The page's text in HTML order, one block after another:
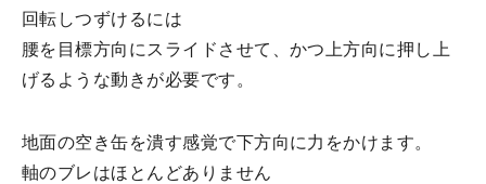
回転しつずけるには
腰を目標方向にスライドさせて、かつ上方向に押し上
げるような動きが必要です。
地面の空き缶を潰す感覚で下方向に力をかけます。
軸のブレはほとんどありません